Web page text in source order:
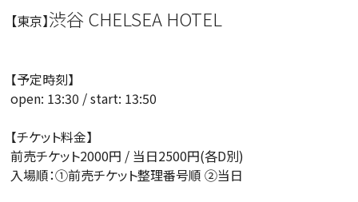
【東京】渋谷 CHELSEA HOTEL
【予定時刻】
open: 13:30 / start: 13:50
【チケット料金】
前売チケット2000円 / 当日2500円(各D別)
入場順：①前売チケット整理番号順 ②当日